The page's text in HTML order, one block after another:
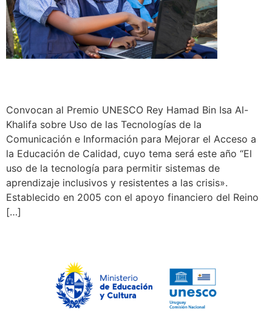
Convocan al Premio UNESCO Rey Hamad Bin Isa Al-
Khalifa sobre Uso de las Tecnologías de la
Comunicación e Información para Mejorar el Acceso a
la Educación de Calidad, cuyo tema será este año “El
uso de la tecnología para permitir sistemas de
aprendizaje inclusivos y resistentes a las crisis».
Establecido en 2005 con el apoyo financiero del Reino
[…]